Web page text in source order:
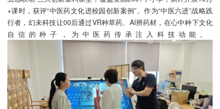
+课时，获评“中医药文化进校园创新案例”。作为“中医六进”战略践
行者，幻未科技让00后通过VR种草药、AI辨药材，在心中种下文化
自信的种子，为中医药传承注入科技动能。